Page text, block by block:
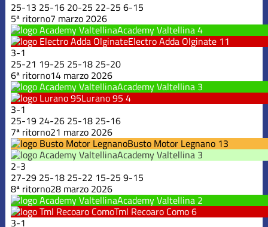
25-13 25-16 20-25 22-25 6-15
5ª ritorno7 marzo 2026
Academy Valtellina4
Electro Adda Olginate 11
3-1
25-21 19-25 25-18 25-20
6ª ritorno14 marzo 2026
Academy Valtellina 3
Lurano 95 4
3-1
25-19 24-26 25-18 25-16
7ª ritorno21 marzo 2026
Busto Motor Legnano 13
Academy Valtellina 3
2-3
27-29 25-18 25-22 15-25 9-15
8ª ritorno28 marzo 2026
Academy Valtellina 2
Tml Recoaro Como6
3-1